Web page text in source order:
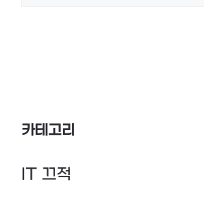
카테고리
IT 끄적